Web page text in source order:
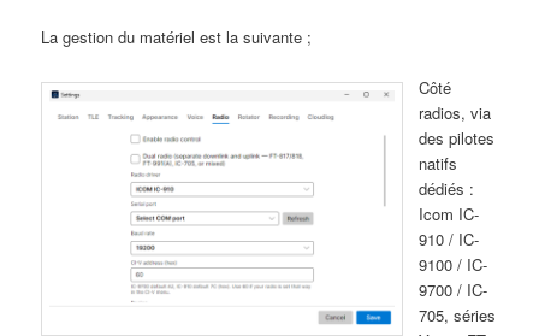
La gestion du matériel est la suivante ;
Côté
radios, via
des pilotes
natifs
dédiés :
Icom IC-
910 / IC-
9100 / IC-
9700 / IC-
705, séries